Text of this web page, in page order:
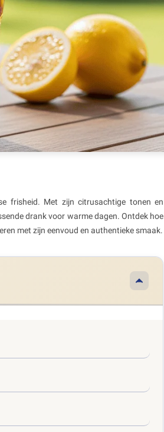
frisheid. Met zijn citrusachtige tonen en
drank voor warme dagen. Ontdek hoe
met zijn eenvoud en authentieke smaak.